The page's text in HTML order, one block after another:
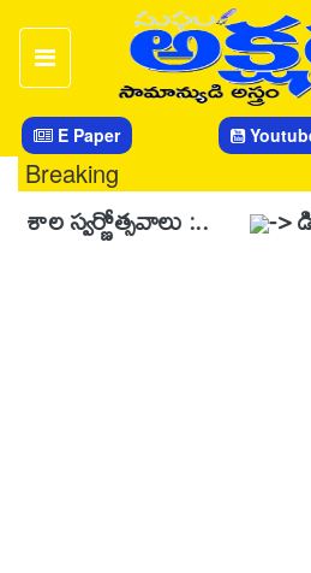
E Paper
Breaking
:.. -> డిసెంబర్